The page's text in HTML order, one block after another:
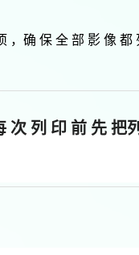
确 保 全 部 影 像 都
次 列 印 前 先 把